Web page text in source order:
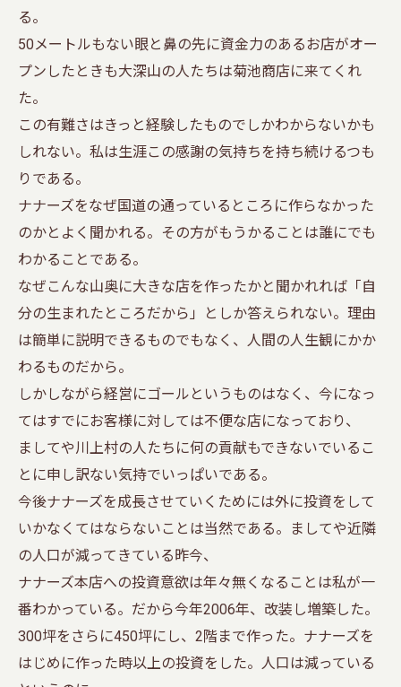
る。
50メートルもない眼と鼻の先に資金力のあるお店がオー
プンしたときも大深山の人たちは菊池商店に来てくれ
た。
この有難さはきっと経験したものでしかわからないかも
しれない。私は生涯この感謝の気持ちを持ち続けるつも
りである。
ナナーズをなぜ国道の通っているところに作らなかった
のかとよく聞かれる。その方がもうかることは誰にでも
わかることである。
なぜこんな山奥に大きな店を作ったかと聞かれれば「自
分の生まれたところだから」としか答えられない。理由
は簡単に説明できるものでもなく、人間の人生観にかか
わるものだから。
しかしながら経営にゴールというものはなく、今になっ
てはすでにお客様に対しては不便な店になっており、
ましてや川上村の人たちに何の貢献もできないでいるこ
とに申し訳ない気持でいっぱいである。
今後ナナーズを成長させていくためには外に投資をして
いかなくてはならないことは当然である。ましてや近隣
の人口が減ってきている昨今、
ナナーズ本店への投資意欲は年々無くなることは私が一
番わかっている。だから今年2006年、改装し増築した。
300坪をさらに450坪にし、2階まで作った。ナナーズを
はじめに作った時以上の投資をした。人口は減っている